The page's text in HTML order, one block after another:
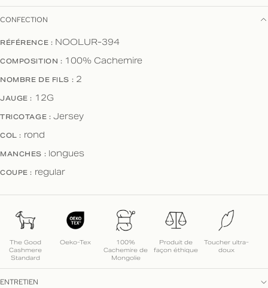
CONFECTION
RÉFÉRENCE : NOOLUR-394
COMPOSITION : 100% Cachemire
NOMBRE DE FILS : 2
JAUGE : 12G
TRICOTAGE : Jersey
COL : rond
MANCHES : longues
COUPE : regular
The Good
Cashmere
Standard
Oeko-Tex
100%
Cachemire de
Mongolie
Produit de
façon éthique
Toucher ultra-
doux
ENTRETIEN